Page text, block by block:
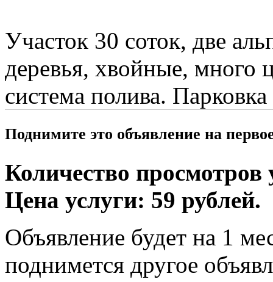
Участок 30 соток, две
деревья, хвойные, много
система полива.
Поднимите это объявление на
Количество просмотров
Цена услуги: 59 рублей.
Объявление будет на 1
поднимется другое